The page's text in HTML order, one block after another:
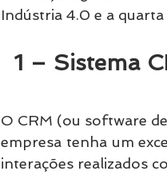
Indústria 4.0 e a
1 – Sistema
O CRM (ou software
empresa tenha um
interações realizados